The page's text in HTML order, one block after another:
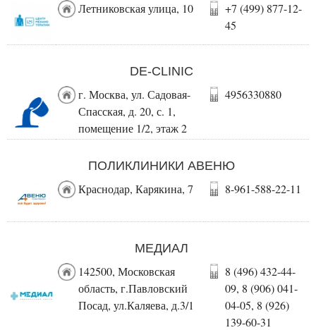
Летниковская улица, 10
+7 (499) 877-12-
45
DE-CLINIC
г. Москва, ул. Садовая-
Спасская, д. 20, с. 1,
помещение 1/2, этаж 2
4956330880
ПОЛИКЛИНИКИ АВЕНЮ
Краснодар, Карякина, 7 8-961-588-22-11
МЕДИАЛ
142500, Московская
область, г.Павловский
Посад, ул.Каляева, д.3/1
8 (496) 432-44-
09, 8 (906) 041-
04-05, 8 (926)
139-60-31